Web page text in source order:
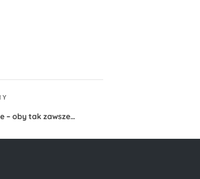
– oby tak zawsze…